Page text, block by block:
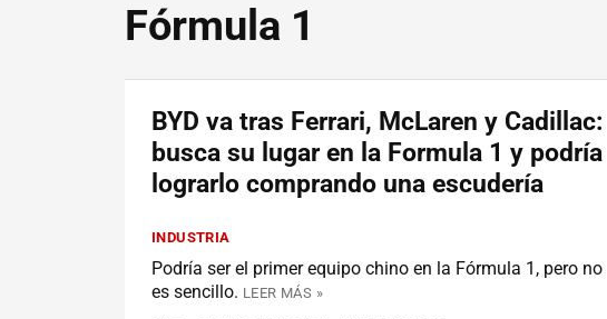
Fórmula 1
BYD va tras Ferrari, McLaren y Cadillac:
busca su lugar en la Formula 1 y podría
lograrlo comprando una escudería
INDUSTRIA
Podría ser el primer equipo chino en la Fórmula 1, pero no
es sencillo. LEER MÁS »